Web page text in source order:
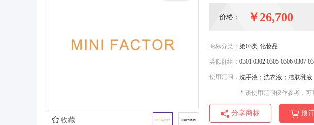
价格： ￥26,700
商标分类： 第03类-化妆品
类似群组： 0301 0302 0305 0306 0307
使用范围： 洗手液；洗衣液；洁肤乳
* 该使用范围仅作参考，
分享商标
预
收藏